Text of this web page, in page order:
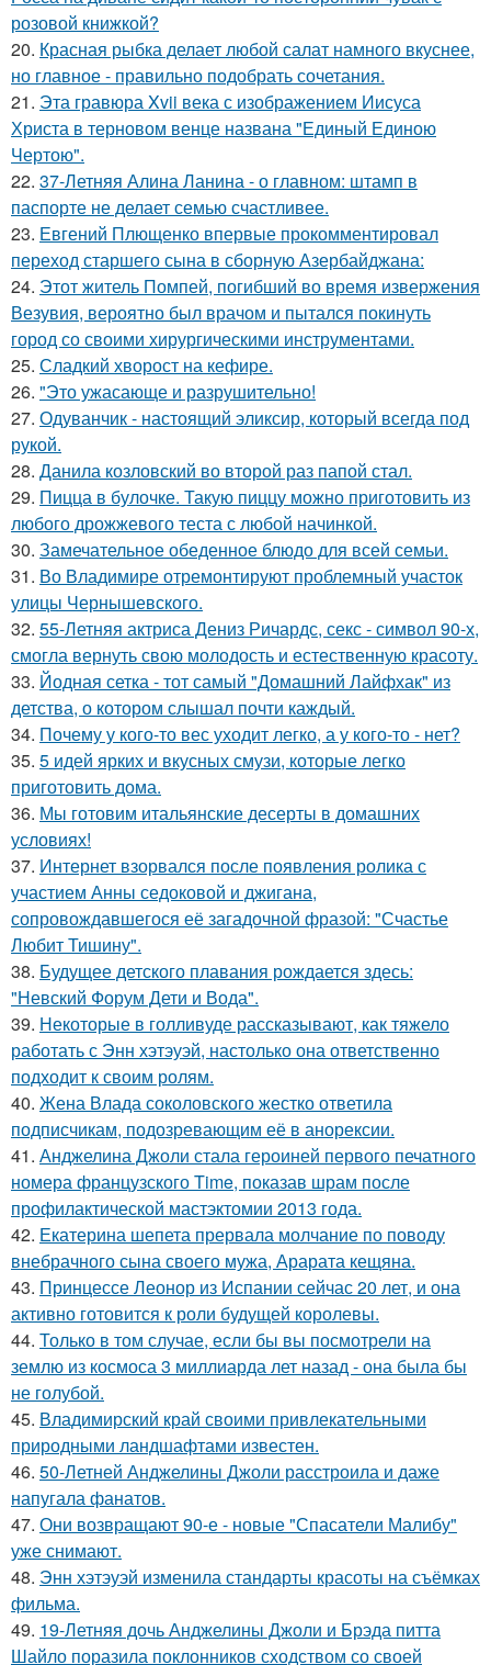
розовой книжкой?
20. Красная рыбка делает любой салат намного вкуснее,
но главное - правильно подобрать сочетания.
21. Эта гравюра Xvii века с изображением Иисуса
Христа в терновом венце названа "Единый Единою
Чертою".
22. 37-Летняя Алина Ланина - о главном: штамп в
паспорте не делает семью счастливее.
23. Евгений Плющенко впервые прокомментировал
переход старшего сына в сборную Азербайджана:
24. Этот житель Помпей, погибший во время извержения
Везувия, вероятно был врачом и пытался покинуть
город со своими хирургическими инструментами.
25. Сладкий хворост на кефире.
26. "Это ужасающе и разрушительно!
27. Одуванчик - настоящий эликсир, который всегда под
рукой.
28. Данила козловский во второй раз папой стал.
29. Пицца в булочке. Такую пиццу можно приготовить из
любого дрожжевого теста с любой начинкой.
30. Замечательное обеденное блюдо для всей семьи.
31. Во Владимире отремонтируют проблемный участок
улицы Чернышевского.
32. 55-Летняя актриса Дениз Ричардс, секс - символ 90-х,
смогла вернуть свою молодость и естественную красоту.
33. Йодная сетка - тот самый "Домашний Лайфхак" из
детства, о котором слышал почти каждый.
34. Почему у кого-то вес уходит легко, а у кого-то - нет?
35. 5 идей ярких и вкусных смузи, которые легко
приготовить дома.
36. Мы готовим итальянские десерты в домашних
условиях!
37. Интернет взорвался после появления ролика с
участием Анны седоковой и джигана,
сопровождавшегося её загадочной фразой: "Счастье
Любит Тишину".
38. Будущее детского плавания рождается здесь:
"Невский Форум Дети и Вода".
39. Некоторые в голливуде рассказывают, как тяжело
работать с Энн хэтэуэй, настолько она ответственно
подходит к своим ролям.
40. Жена Влада соколовского жестко ответила
подписчикам, подозревающим её в анорексии.
41. Анджелина Джоли стала героиней первого печатного
номера французского Time, показав шрам после
профилактической мастэктомии 2013 года.
42. Екатерина шепета прервала молчание по поводу
внебрачного сына своего мужа, Арарата кещяна.
43. Принцессе Леонор из Испании сейчас 20 лет, и она
активно готовится к роли будущей королевы.
44. Только в том случае, если бы вы посмотрели на
землю из космоса 3 миллиарда лет назад - она была бы
не голубой.
45. Владимирский край своими привлекательными
природными ландшафтами известен.
46. 50-Летней Анджелины Джоли расстроила и даже
напугала фанатов.
47. Они возвращают 90-е - новые "Спасатели Малибу"
уже снимают.
48. Энн хэтэуэй изменила стандарты красоты на съёмках
фильма.
49. 19-Летняя дочь Анджелины Джоли и Брэда питта
Шайло поразила поклонников сходством со своей